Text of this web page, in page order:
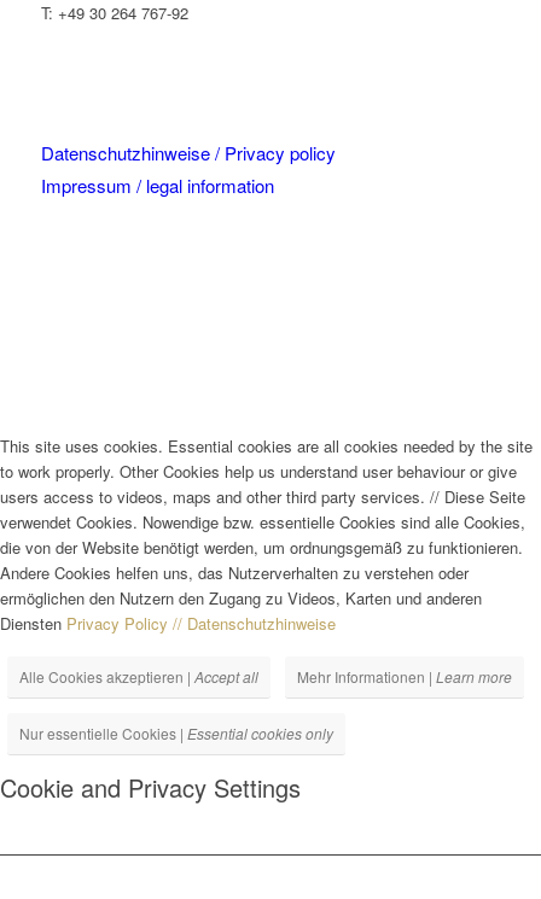
T: +49 30 264 767-92
Datenschutzhinweise / Privacy policy
Impressum / legal information
This site uses cookies. Essential cookies are all cookies needed by the site
to work properly. Other Cookies help us understand user behaviour or give
users access to videos, maps and other third party services. // Diese Seite
verwendet Cookies. Nowendige bzw. essentielle Cookies sind alle Cookies,
die von der Website benötigt werden, um ordnungsgemäß zu funktionieren.
Andere Cookies helfen uns, das Nutzerverhalten zu verstehen oder
ermöglichen den Nutzern den Zugang zu Videos, Karten und anderen
Diensten Privacy Policy // Datenschutzhinweise
Alle Cookies akzeptieren | Accept all Mehr Informationen | Learn more
Nur essentielle Cookies | Essential cookies only
Cookie and Privacy Settings